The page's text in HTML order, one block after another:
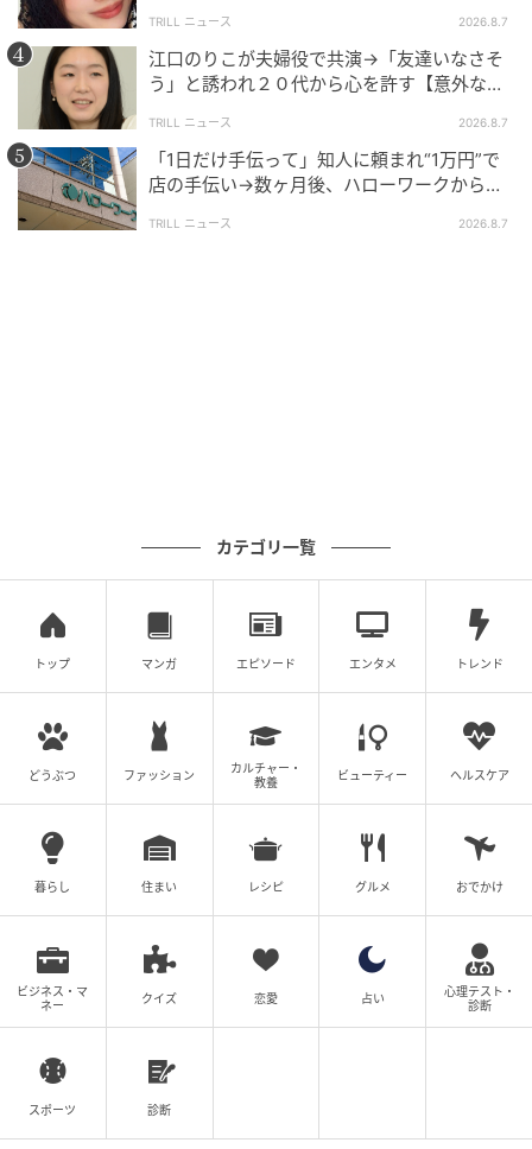
TRILL ニュース 2026.8.7
江口のりこが夫婦役で共演→「友達いなさそ
う」と誘われ２０代から心を許す【意外な親
TRILL ニュース 2026.8.7
「1日だけ手伝って」知人に頼まれ“1万円”で
店の手伝い→数ヶ月後、ハローワークから届
TRILL ニュース 2026.8.7
カテゴリ一覧
トップ マンガ エピソード エンタメ トレンド
どうぶつ ファッション
カルチャー・
教養
ビューティー ヘルスケア
暮らし 住まい レシピ グルメ おでかけ
ビジネス・マ
ネー
クイズ 恋愛 占い
心理テスト・
診断
スポーツ 診断